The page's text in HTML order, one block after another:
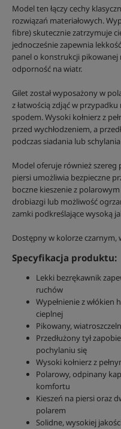
Model ten łączy cechy
rozwiązań materiałowych.
fibre) skutecznie zatrzymuje
jednocześnie zapewnia
panel o konstrukcji pikowanej
odporność na wiatr.
Gilet został wyposażony w
z łatwością zdjąć w
spodem. Wysoki kołnierz z
przed wychłodzeniem, a
podczas siadania lub
Model oferuje również szereg
piersi umożliwia bezpieczne
boczne kieszenie z
drobiazgi lub możliwość
zamki podkreślające wysoką
Dostępny w kolorze czarnym,
Specyfikacja produktu:
Lekki bezrękawnik
ruchów
Wypełnienie z
cieplnej
Pikowany,
Przedłużony tył
pochylaniu się
Wysoki kołnierz z
Polarowy, odpinany
komfortu
Kieszeń na piersi oraz
polarem
Solidne, wysokiej